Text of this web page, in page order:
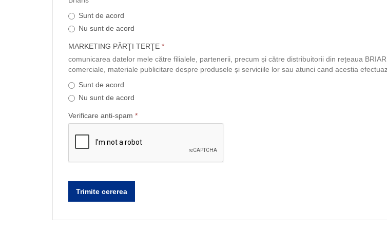
Sunt de acord
Nu sunt de acord
MARKETING PĂRŢI TERŢE *
comunicarea datelor mele către filialele, partenerii, precum și către distribuitorii din rețeaua
comerciale, materiale publicitare despre produsele și serviciile lor sau atunci cand acestia
Sunt de acord
Nu sunt de acord
Verificare anti-spam *
Trimite cererea